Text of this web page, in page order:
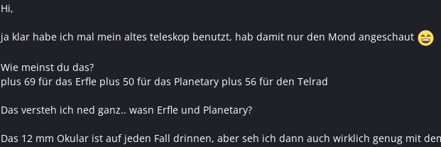
Hi,
ja klar habe ich mal mein altes teleskop benutzt, hab damit nur den Mond angeschaut
Wie meinst du das?
plus 69 für das Erfle plus 50 für das Planetary plus 56 für den Telrad
Das versteh ich ned ganz.. wasn Erfle und Planetary?
Das 12 mm Okular ist auf jeden Fall drinnen, aber seh ich dann auch wirklich genug mit